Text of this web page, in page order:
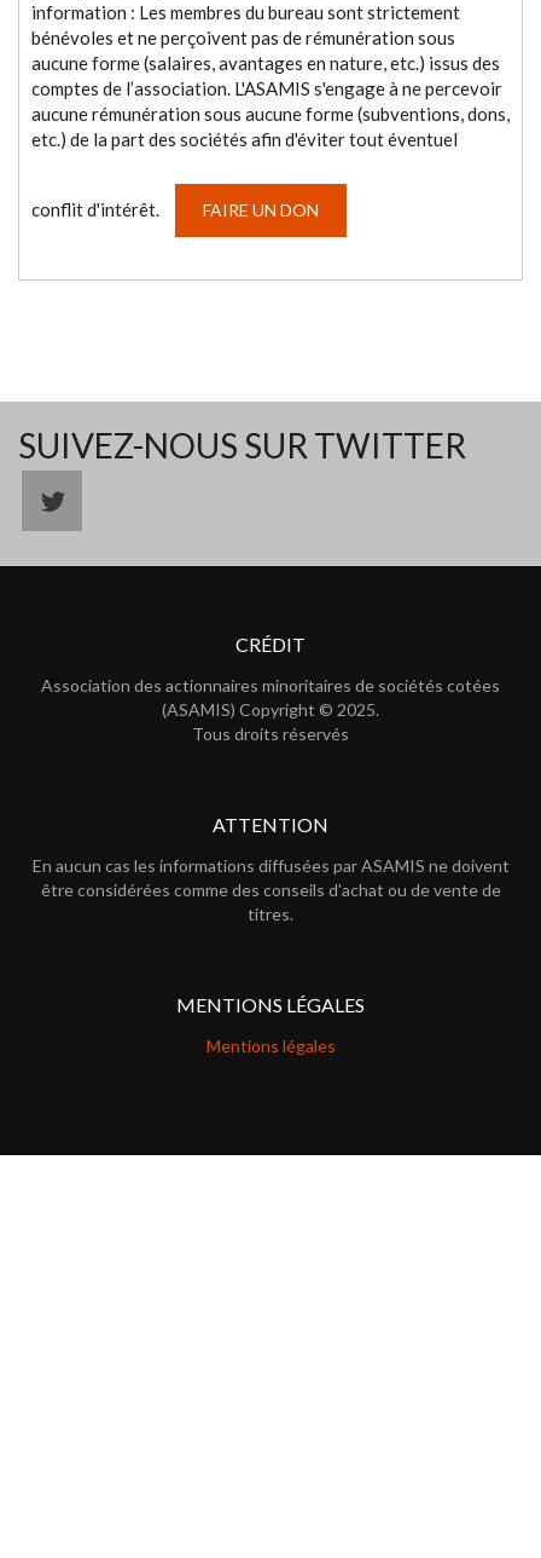
information : Les membres du bureau sont strictement
bénévoles et ne perçoivent pas de rémunération sous
aucune forme (salaires, avantages en nature, etc.) issus des
comptes de l’association. L'ASAMIS s'engage à ne percevoir
aucune rémunération sous aucune forme (subventions, dons,
etc.) de la part des sociétés afin d'éviter tout éventuel
conflit d'intérêt. FAIRE UN DON
SUIVEZ-NOUS SUR TWITTER
CRÉDIT
Association des actionnaires minoritaires de sociétés cotées
(ASAMIS) Copyright © 2025.
Tous droits réservés
ATTENTION
En aucun cas les informations diffusées par ASAMIS ne doivent
être considérées comme des conseils d'achat ou de vente de
titres.
MENTIONS LÉGALES
Mentions légales